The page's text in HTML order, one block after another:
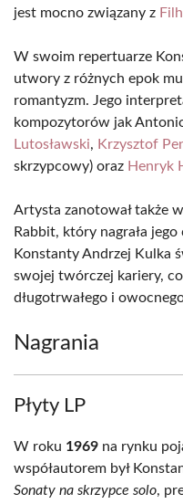
jest mocno związany z
W swoim repertuarze
utwory z różnych epok
romantyzm. Jego
kompozytorów jak
Lutosławski, Krzysztof
skrzypcowy) oraz Henryk
Artysta zanotował także
Rabbit, który nagrała
Konstanty Andrzej Kulka
swojej twórczej kariery,
długotrwałego i
Nagrania
Płyty LP
W roku 1969 na rynku
współautorem był
Sonaty na skrzypce solo,